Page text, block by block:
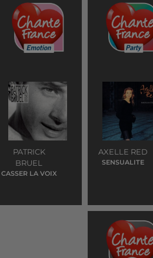
PATRICK
BRUEL
CASSER LA VOIX
AXELLE RED
SENSUALITE